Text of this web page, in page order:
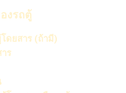
งรถตู้
ดยสาร (ถ้ามี)
ร